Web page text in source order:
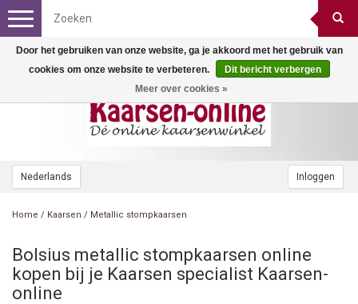
Nederlands Inloggen
Toggle
navigation
Home / Kaarsen / Metallic stompkaarsen
Bolsius metallic stompkaarsen online
kopen bij je Kaarsen specialist Kaarsen-
online
Door het gebruiken van onze website, ga je akkoord met het gebruik van
cookies om onze website te verbeteren.
Dit bericht verbergen
Meer over cookies »